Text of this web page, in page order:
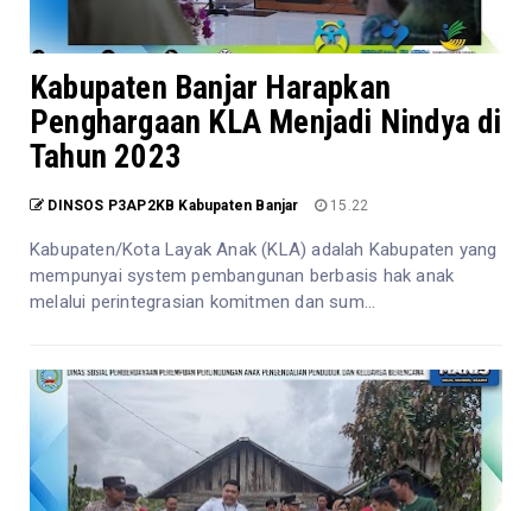
Kabupaten Banjar Harapkan
Penghargaan KLA Menjadi Nindya di
Tahun 2023
DINSOS P3AP2KB Kabupaten Banjar 15.22
Kabupaten/Kota Layak Anak (KLA) adalah Kabupaten yang
mempunyai system pembangunan berbasis hak anak
melalui perintegrasian komitmen dan sum...